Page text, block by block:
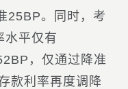
。同时，考
水平仅有
，仅通过降准
款利率再度调降